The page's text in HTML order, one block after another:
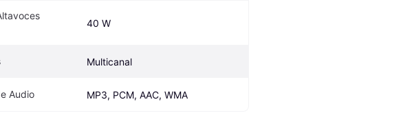
40 W
Multicanal
Audio MP3, PCM, AAC, WMA